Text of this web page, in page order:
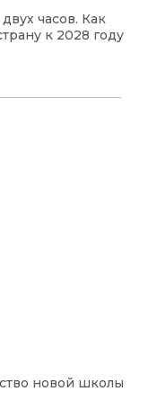
часов. Как
к 2028 году
новой школы